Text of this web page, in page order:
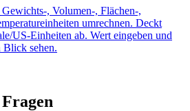
, Volumen-, Flächen-,
umrechnen. Deckt
US-Einheiten ab. Wert eingeben und
Blick sehen.